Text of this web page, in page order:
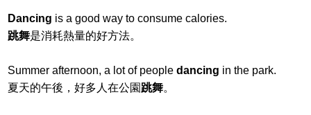
Dancing is a good way to consume calories.
跳舞是消耗熱量的好方法。
Summer afternoon, a lot of people dancing in the park.
夏天的午後，好多人在公園 跳舞。